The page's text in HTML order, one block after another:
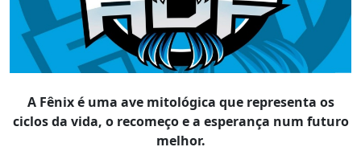
A Fênix é uma ave mitológica que representa os
ciclos da vida, o recomeço e a esperança num futuro
melhor.